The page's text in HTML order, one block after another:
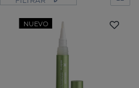
NUEVO